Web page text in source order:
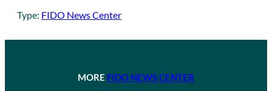
Type: FIDO News Center
MORE FIDO NEWS CENTER